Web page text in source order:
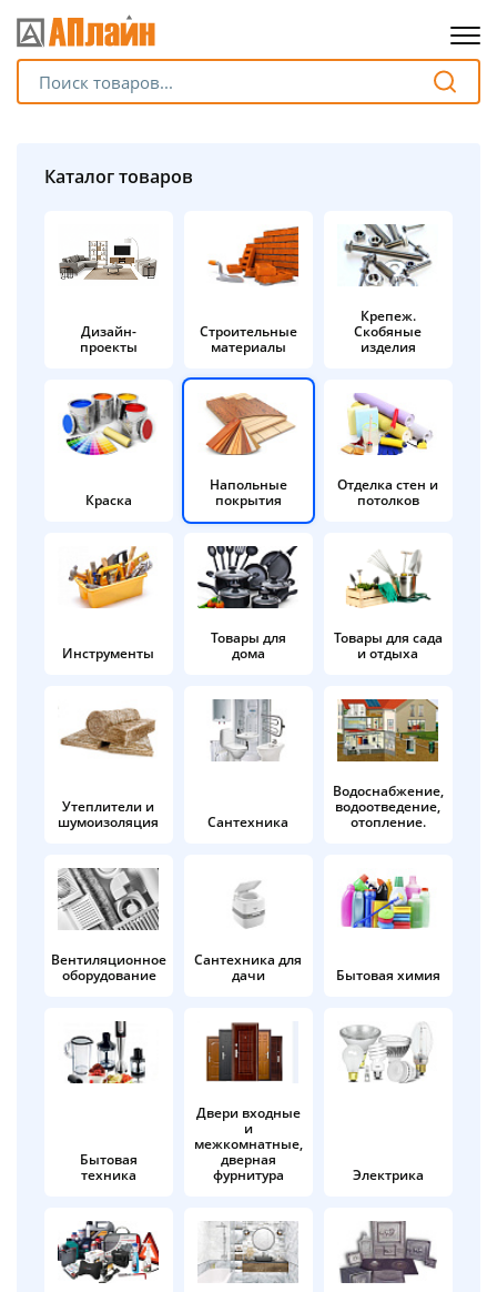
Каталог товаров
Дизайн-
проекты
Строительные
материалы
Крепеж.
Скобяные
изделия
Краска
Напольные
покрытия
Отделка стен и
потолков
Инструменты
Товары для
дома
Товары для сада
и отдыха
Утеплители и
шумоизоляция
Сантехника
Водоснабжение,
водоотведение,
отопление.
Вентиляционное
оборудование
Сантехника для
дачи
Бытовая химия
Бытовая
техника
Двери входные
и
межкомнатные,
дверная
фурнитура
Электрика
Разбейте
без переплат
График платежей
Сегодня
%
в корзину
Оплачивайте сегодня только
25% картой любого банка
Получайте товар
выбранный способом
Оставшиеся
% будут
по25%каждые 2 недели
Подробнее
об оплате Плайтом
раз в 2
недели
Остались вопросы?
8 800 302-02-51
plait.ru